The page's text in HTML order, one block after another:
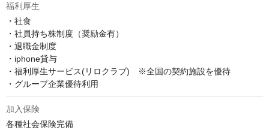
福利厚生
・社食
・社員持ち株制度（奨励金有）
・退職金制度
・iphone貸与
・福利厚生サービス(リロクラブ)　※全国の契約施設を優待
・グループ企業優待利用
加入保険
各種社会保険完備